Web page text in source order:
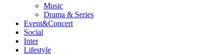
Music
Drama & Series
Event&Concert
Social
Inter
Lifestyle